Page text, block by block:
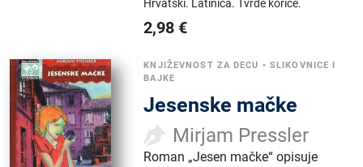
Hrvatski. Latinica.Tvrde korice.
2,98 €
KNJIŽEVNOST ZA DECU • SLIKOVNICE I
BAJKE
Jesenske mačke
Mirjam Pressler
Roman „Jesen mačke“ opisuje